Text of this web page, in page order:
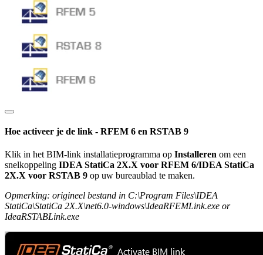
Hoe activeer je de link - RFEM 6 en RSTAB 9
Klik in het BIM-link installatieprogramma op Installeren om een
snelkoppeling IDEA StatiCa 2X.X voor RFEM 6/IDEA StatiCa
2X.X voor RSTAB 9 op uw bureaublad te maken.
Opmerking: origineel bestand in C:\Program Files\IDEA
StatiCa\StatiCa 2X.X\net6.0-windows\IdeaRFEMLink.exe or
IdeaRSTABLink.exe